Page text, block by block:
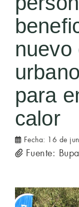
nuevo
para
calor
Fecha: 16 de
Fuente: Bupa